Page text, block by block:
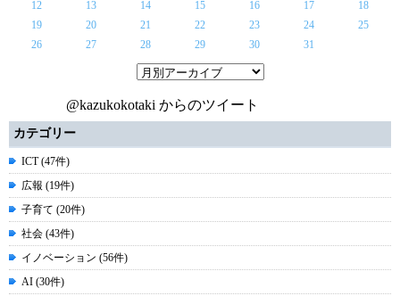
12
13 14 15 16 17
18
19
20 21 22 23 24
25
26
27 28 29 30 31
@kazukokotaki からのツイート
カテゴリー
ICT (47件)
広報 (19件)
子育て (20件)
社会 (43件)
イノベーション (56件)
AI (30件)